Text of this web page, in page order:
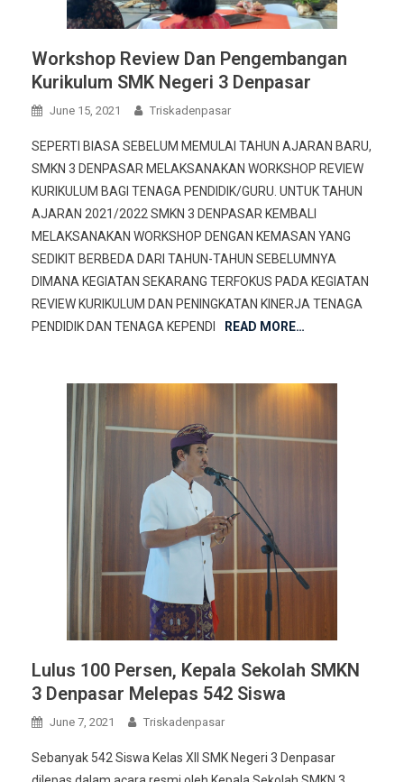
Workshop Review Dan Pengembangan
Kurikulum SMK Negeri 3 Denpasar
June 15, 2021 Triskadenpasar
SEPERTI BIASA SEBELUM MEMULAI TAHUN AJARAN BARU,
SMKN 3 DENPASAR MELAKSANAKAN WORKSHOP REVIEW
KURIKULUM BAGI TENAGA PENDIDIK/GURU. UNTUK TAHUN
AJARAN 2021/2022 SMKN 3 DENPASAR KEMBALI
MELAKSANAKAN WORKSHOP DENGAN KEMASAN YANG
SEDIKIT BERBEDA DARI TAHUN-TAHUN SEBELUMNYA
DIMANA KEGIATAN SEKARANG TERFOKUS PADA KEGIATAN
REVIEW KURIKULUM DAN PENINGKATAN KINERJA TENAGA
PENDIDIK DAN TENAGA KEPENDI
READ MORE…
Lulus 100 Persen, Kepala Sekolah SMKN
3 Denpasar Melepas 542 Siswa
June 7, 2021 Triskadenpasar
Sebanyak 542 Siswa Kelas XII SMK Negeri 3 Denpasar